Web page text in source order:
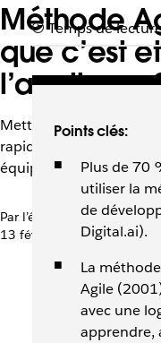
Méthode
que c’est
l’appliquer
Mettez en place la
rapidité, satisfaction
équipe de
Par l’équipe Slack
13 février 2026
Temps de
Points clés:
Plus de 70
utiliser la
de
Digital.ai).
La
Agile
avec une
apprendre,